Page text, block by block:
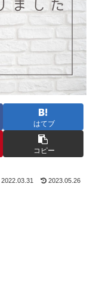
はてブ
コピー
2022.03.31 2023.05.26